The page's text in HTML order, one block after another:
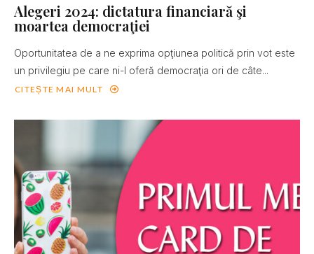
Alegeri 2024: dictatura financiară şi
moartea democraţiei
Oportunitatea de a ne exprima opţiunea politică prin vot este
un privilegiu pe care ni-l oferă democraţia ori de câte...
CITEȘTE MAI MULT